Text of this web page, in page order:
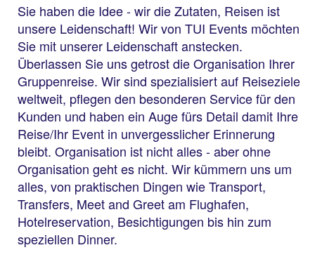
Sie haben die Idee - wir die Zutaten, Reisen ist
unsere Leidenschaft! Wir von TUI Events möchten
Sie mit unserer Leidenschaft anstecken.
Überlassen Sie uns getrost die Organisation Ihrer
Gruppenreise. Wir sind spezialisiert auf Reiseziele
weltweit, pflegen den besonderen Service für den
Kunden und haben ein Auge fürs Detail damit Ihre
Reise/Ihr Event in unvergesslicher Erinnerung
bleibt. Organisation ist nicht alles - aber ohne
Organisation geht es nicht. Wir kümmern uns um
alles, von praktischen Dingen wie Transport,
Transfers, Meet and Greet am Flughafen,
Hotelreservation, Besichtigungen bis hin zum
speziellen Dinner.